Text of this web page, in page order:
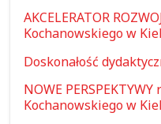
AKCELERATOR
Kochanowskiego w
Doskonałość
NOWE
Kochanowskiego w